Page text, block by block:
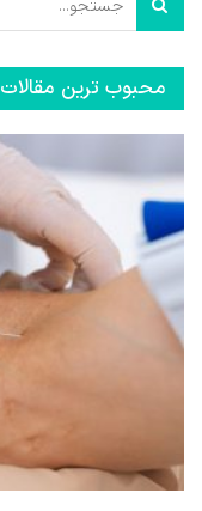
محبوب ترین مقالات